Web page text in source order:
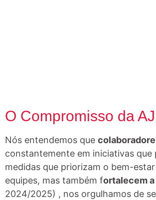
O Compromisso da
Nós entendemos que
constantemente em iniciativas
medidas que priorizam o bem-
equipes, mas também fortalecem
2024/2025) , nos orgulhamos de